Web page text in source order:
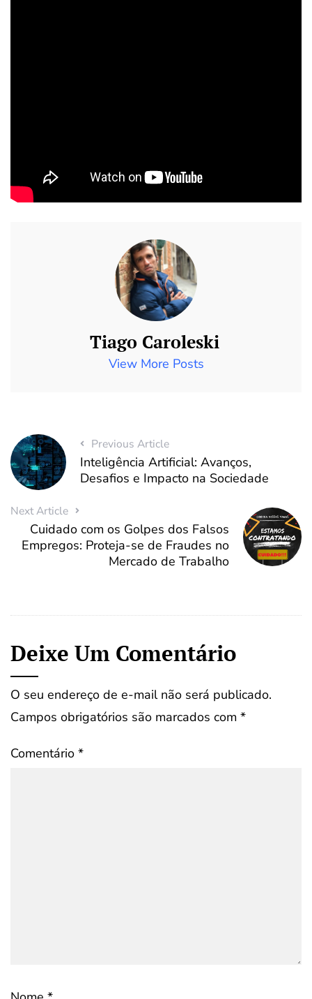
Tiago Caroleski
View More Posts
Previous Article
Inteligência Artificial: Avanços,
Desafios e Impacto na Sociedade
Next Article
Cuidado com os Golpes dos Falsos
Empregos: Proteja-se de Fraudes no
Mercado de Trabalho
Deixe Um Comentário
O seu endereço de e-mail não será publicado.
Campos obrigatórios são marcados com *
Comentário *